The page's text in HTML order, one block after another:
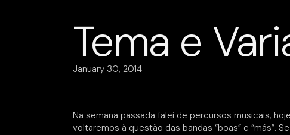
Tema e
January 30, 2014
Na semana passada falei de percursos musicais,
voltaremos à questão das bandas “boas” e “más”.